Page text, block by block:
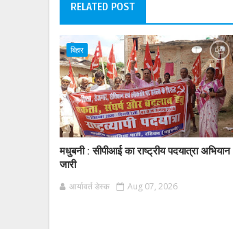
RELATED POST
बिहार
मधुबनी : सीपीआई का राष्ट्रीय पदयात्रा अभियान
जारी
आर्यावर्त डेस्क Aug 07, 2026